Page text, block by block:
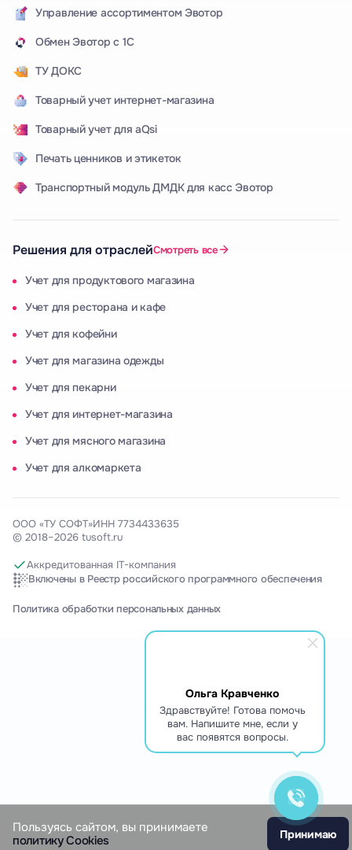
Ольга Кравченко
Здравствуйте! Готова помочь
вам. Напишите мне, если у
вас появятся вопросы.
Пользуясь сайтом, вы принимаете
политику Cookies
Принимаю
Управление ассортиментом Эвотор
Обмен Эвотор с 1С
ТУ ДОКС
Товарный учет интернет-магазина
Товарный учет для aQsi
Печать ценников и этикеток
Транспортный модуль ДМДК для касс Эвотор
Решения для отраслейСмотреть все
Учет для продуктового магазина
Учет для ресторана и кафе
Учет для кофейни
Учет для магазина одежды
Учет для пекарни
Учет для интернет-магазина
Учет для мясного магазина
Учет для алкомаркета
ООО «ТУ СОФТ»ИНН 7734433635
© 2018–2026 tusoft.ru
Аккредитованная IT-компания
Включены в Реестр российского программного обеспечения
Политика обработки персональных данных